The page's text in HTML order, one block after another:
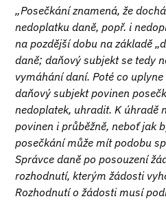
„Posečkání znamená, že
nedoplatku daně, popř. i
na pozdější dobu na základě
daně; daňový subjekt se tedy
vymáhání daní. Poté co
daňový subjekt povinen
nedoplatek, uhradit. K úhradě
povinen i průběžně, neboť jak
posečkání může mít podobu
Správce daně po posouzení
rozhodnutí, kterým žádosti
Rozhodnutí o žádosti musí